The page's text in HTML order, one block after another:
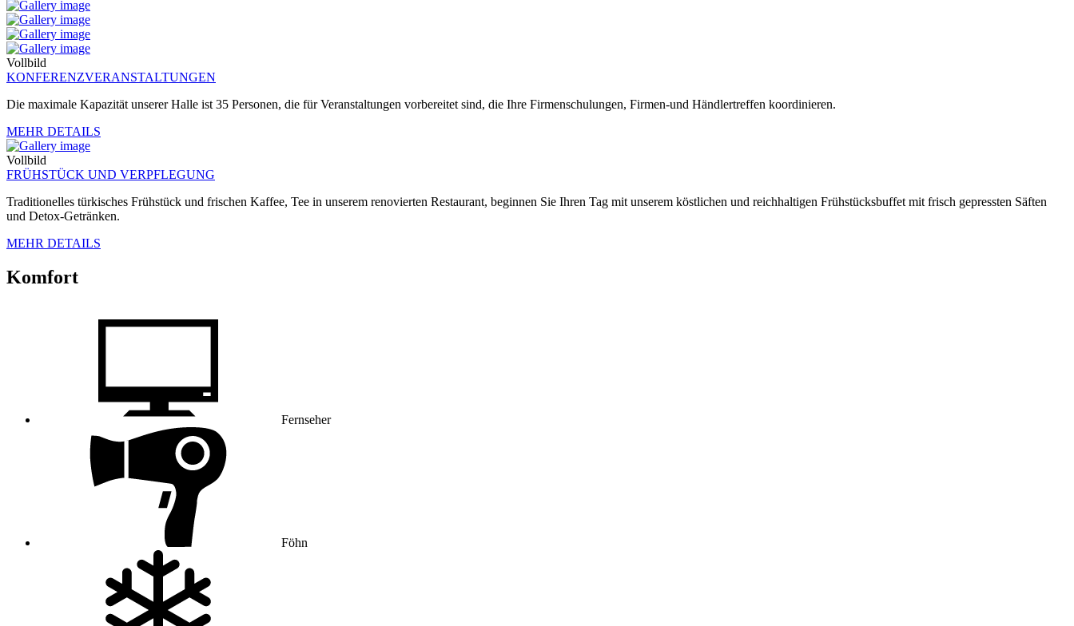
Vollbild
KONFERENZVERANSTALTUNGEN
Die maximale Kapazität unserer Halle ist 35 Personen, die für Veranstaltungen vorbereitet sind, die Ihre Firmenschulungen, Firmen-und Händlertreffen koordinieren.
MEHR DETAILS
Vollbild
FRÜHSTÜCK UND VERPFLEGUNG
Traditionelles türkisches Frühstück und frischen Kaffee, Tee in unserem renovierten Restaurant, beginnen Sie Ihren Tag mit unserem köstlichen und reichhaltigen Frühstücksbuffet mit frisch gepressten Säften
und Detox-Getränken.
MEHR DETAILS
Komfort
Fernseher
Föhn